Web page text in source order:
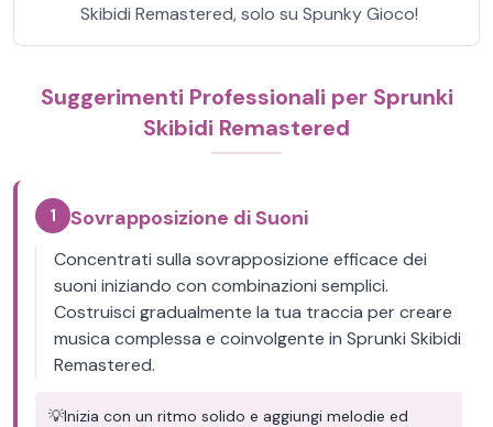
Skibidi Remastered, solo su Spunky Gioco!
Suggerimenti Professionali per Sprunki
Skibidi Remastered
1 Sovrapposizione di Suoni
Concentrati sulla sovrapposizione efficace dei
suoni iniziando con combinazioni semplici.
Costruisci gradualmente la tua traccia per creare
musica complessa e coinvolgente in Sprunki Skibidi
Remastered.
💡Inizia con un ritmo solido e aggiungi melodie ed